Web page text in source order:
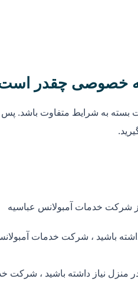
خصوصی چقدر
به شرایط متفاوت باشد. پس
شرکت خدمات آمبولانس عباسیه
باشید ، شرکت خدمات
نیاز داشته باشید ، شرکت